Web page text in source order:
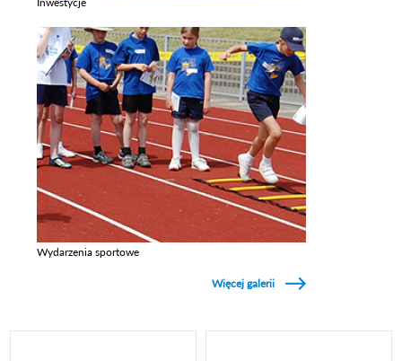
Wydarzenia sportowe
Więcej galerii